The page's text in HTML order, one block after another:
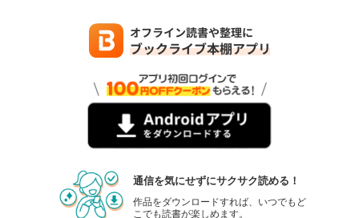
通信を気にせずにサクサク読める！
作品をダウンロードすれば、いつでもど
こでも読書が楽しめます。